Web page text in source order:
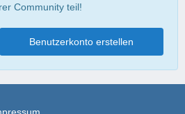
Community teil!
Benutzerkonto erstellen